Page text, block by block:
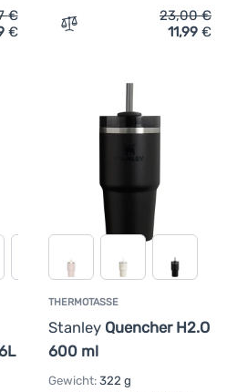
Kambukka Rio Tumbler
€
€ Zum Vergleich
23,00€
11,99 €
THERMOTASSE
Stanley Quencher H2.O
600 ml
Gewicht: 322 g